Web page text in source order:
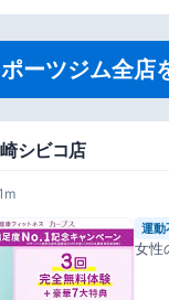
ーツジム全店
シビコ店
運動
女性